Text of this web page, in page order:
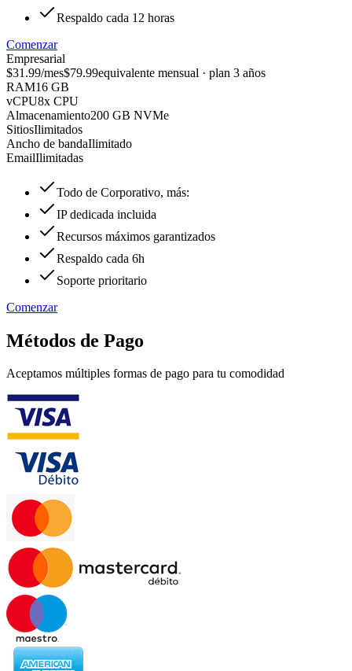
Respaldo cada 12 horas
Comenzar
Empresarial
$31.99/mes$79.99equivalente mensual · plan 3 años
RAM16 GB
vCPU8x CPU
Almacenamiento200 GB NVMe
SitiosIlimitados
Ancho de bandaIlimitado
EmailIlimitadas
Todo de Corporativo, más:
IP dedicada incluida
Recursos máximos garantizados
Respaldo cada 6h
Soporte prioritario
Comenzar
Métodos de Pago
Aceptamos múltiples formas de pago para tu comodidad